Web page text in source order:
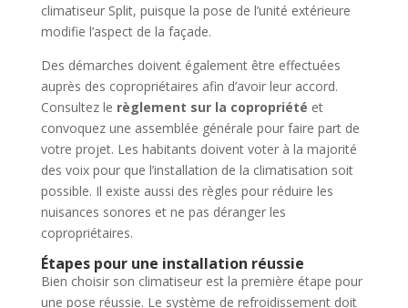
climatiseur Split, puisque la pose de l’unité extérieure
modifie l’aspect de la façade.
Des démarches doivent également être effectuées
auprès des copropriétaires afin d’avoir leur accord.
Consultez le règlement sur la copropriété et
convoquez une assemblée générale pour faire part de
votre projet. Les habitants doivent voter à la majorité
des voix pour que l’installation de la climatisation soit
possible. Il existe aussi des règles pour réduire les
nuisances sonores et ne pas déranger les
copropriétaires.
Étapes pour une installation réussie
Bien choisir son climatiseur est la première étape pour
une pose réussie. Le système de refroidissement doit